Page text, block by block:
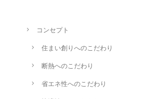
コンセプト
住まい創りへのこだわり
断熱へのこだわり
省エネ性へのこだわり